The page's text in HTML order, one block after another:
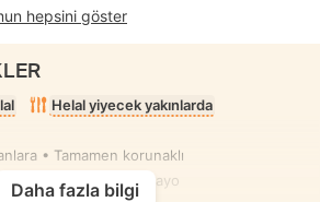
hepsini göster
Helal yiyecek yakınlarda
• Tamamen korunaklı
kullanım • Tesettür mayo
Daha fazla bilgi